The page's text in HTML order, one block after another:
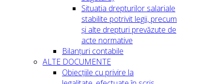
Situatia drepturilor salariale
stabilite potrivit legii, precum
și alte drepturi prevăzute de
acte normative
Bilanțuri contabile
ALTE DOCUMENTE
Obiecțiile cu privire la